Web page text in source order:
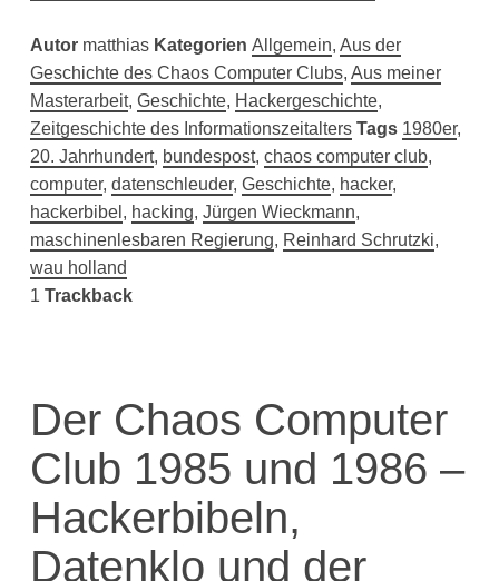
Autor matthias Kategorien Allgemein, Aus der
Geschichte des Chaos Computer Clubs, Aus meiner
Masterarbeit, Geschichte, Hackergeschichte,
Zeitgeschichte des Informationszeitalters Tags 1980er,
20. Jahrhundert, bundespost, chaos computer club,
computer, datenschleuder, Geschichte, hacker,
hackerbibel , hacking, Jürgen Wieckmann,
maschinenlesbaren Regierung, Reinhard Schrutzki,
wau holland
1 Trackback
Der Chaos Computer
Club 1985 und 1986 –
Hackerbibeln,
Datenklo und der